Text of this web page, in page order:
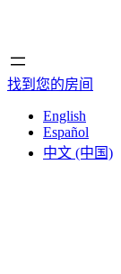
找到您的房间
English
Español
中文 (中国)